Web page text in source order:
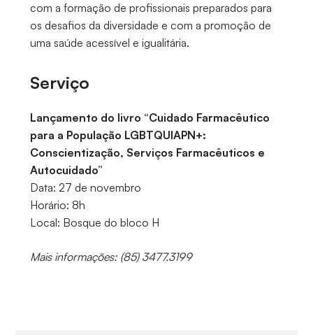
com a formação de profissionais preparados para
os desafios da diversidade e com a promoção de
uma saúde acessível e igualitária.
Serviço
Lançamento do livro “Cuidado Farmacêutico
para a População LGBTQUIAPN+:
Conscientização, Serviços Farmacêuticos e
Autocuidado”
Data: 27 de novembro
Horário: 8h
Local: Bosque do bloco H
Mais informações: (85) 3477.3199